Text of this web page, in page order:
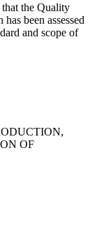
the Quality
been assessed
and scope of
OF